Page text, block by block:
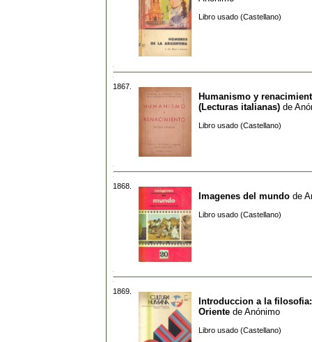
Libro usado (Castellano)
1867.
Humanismo y
(Lecturas italianas) de
Libro usado (Castellano)
1868.
Imagenes del mundo de
Libro usado (Castellano)
1869.
Introduccion a la
Oriente de Anónimo
Libro usado (Castellano)